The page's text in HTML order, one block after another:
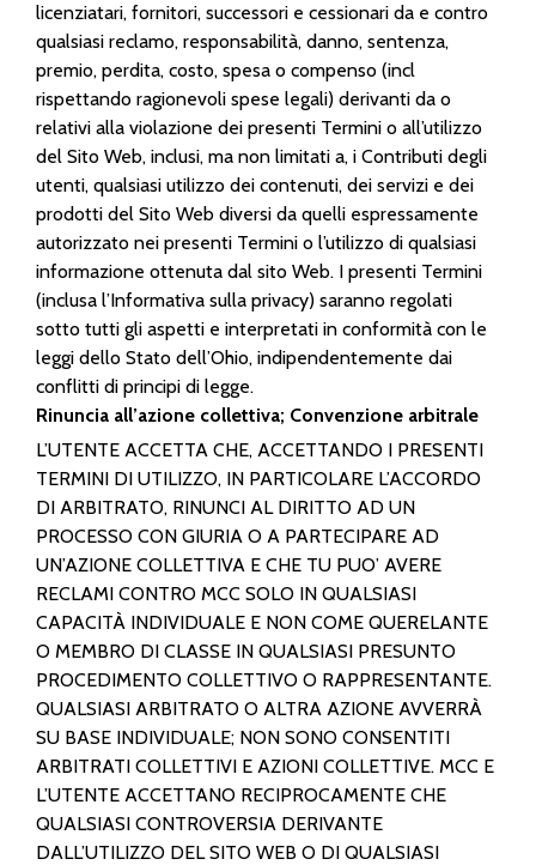
licenziatari, fornitori, successori e cessionari da e contro
qualsiasi reclamo, responsabilità, danno, sentenza,
premio, perdita, costo, spesa o compenso (incl
rispettando ragionevoli spese legali) derivanti da o
relativi alla violazione dei presenti Termini o all’utilizzo
del Sito Web, inclusi, ma non limitati a, i Contributi degli
utenti, qualsiasi utilizzo dei contenuti, dei servizi e dei
prodotti del Sito Web diversi da quelli espressamente
autorizzato nei presenti Termini o l’utilizzo di qualsiasi
informazione ottenuta dal sito Web. I presenti Termini
(inclusa l’Informativa sulla privacy) saranno regolati
sotto tutti gli aspetti e interpretati in conformità con le
leggi dello Stato dell’Ohio, indipendentemente dai
conflitti di principi di legge.
Rinuncia all’azione collettiva; Convenzione arbitrale
L’UTENTE ACCETTA CHE, ACCETTANDO I PRESENTI
TERMINI DI UTILIZZO, IN PARTICOLARE L’ACCORDO
DI ARBITRATO, RINUNCI AL DIRITTO AD UN
PROCESSO CON GIURIA O A PARTECIPARE AD
UN’AZIONE COLLETTIVA E CHE TU PUO’ AVERE
RECLAMI CONTRO MCC SOLO IN QUALSIASI
CAPACITÀ INDIVIDUALE E NON COME QUERELANTE
O MEMBRO DI CLASSE IN QUALSIASI PRESUNTO
PROCEDIMENTO COLLETTIVO O RAPPRESENTANTE.
QUALSIASI ARBITRATO O ALTRA AZIONE AVVERRÀ
SU BASE INDIVIDUALE; NON SONO CONSENTITI
ARBITRATI COLLETTIVI E AZIONI COLLETTIVE. MCC E
L’UTENTE ACCETTANO RECIPROCAMENTE CHE
QUALSIASI CONTROVERSIA DERIVANTE
DALL’UTILIZZO DEL SITO WEB O DI QUALSIASI